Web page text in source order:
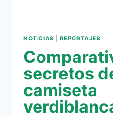
NOTICIAS REPORTAJES
secretos
camiseta